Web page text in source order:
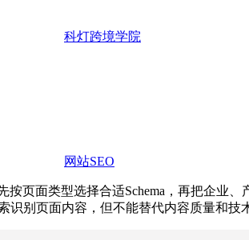
科灯跨境学院
网站SEO
按页面类型选择合适Schema，再把企业
别页面内容，但不能替代内容质量和技